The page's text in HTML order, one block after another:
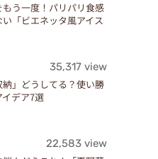
もう一度！パリパリ食感
「ビエネッタ風アイス
35,317 view
納」どうしてる？使い勝
デア7選
22,583 view